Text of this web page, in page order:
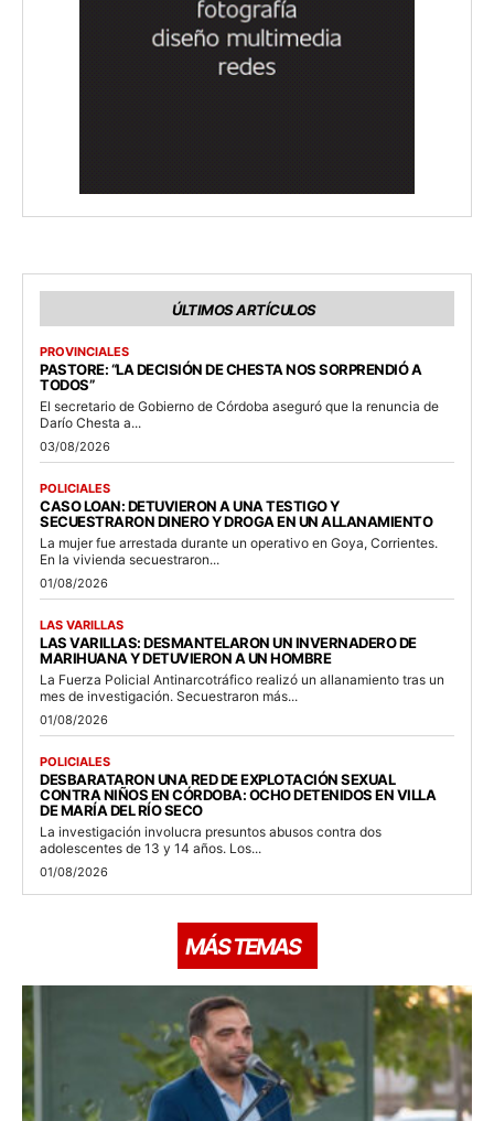
ÚLTIMOS ARTÍCULOS
PROVINCIALES
PASTORE: “LA DECISIÓN DE CHESTA NOS SORPRENDIÓ A
TODOS”
El secretario de Gobierno de Córdoba aseguró que la renuncia de
Darío Chesta a...
03/08/2026
POLICIALES
CASO LOAN: DETUVIERON A UNA TESTIGO Y
SECUESTRARON DINERO Y DROGA EN UN ALLANAMIENTO
La mujer fue arrestada durante un operativo en Goya, Corrientes.
En la vivienda secuestraron...
01/08/2026
LAS VARILLAS
LAS VARILLAS: DESMANTELARON UN INVERNADERO DE
MARIHUANA Y DETUVIERON A UN HOMBRE
La Fuerza Policial Antinarcotráfico realizó un allanamiento tras un
mes de investigación. Secuestraron más...
01/08/2026
POLICIALES
DESBARATARON UNA RED DE EXPLOTACIÓN SEXUAL
CONTRA NIÑOS EN CÓRDOBA: OCHO DETENIDOS EN VILLA
DE MARÍA DEL RÍO SECO
La investigación involucra presuntos abusos contra dos
adolescentes de 13 y 14 años. Los...
01/08/2026
MÁS TEMAS